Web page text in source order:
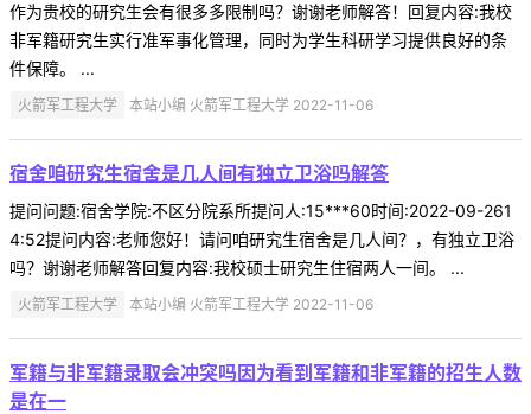
作为贵校的研究生会有很多多限制吗？谢谢老师解答！回复内容:我校
非军籍研究生实行准军事化管理，同时为学生科研学习提供良好的条
件保障。 ...
火箭军工程大学 本站小编 火箭军工程大学 2022-11-06
宿舍咱研究生宿舍是几人间有独立卫浴吗解答
提问问题:宿舍学院:不区分院系所提问人:15***60时间:2022-09-261
4:52提问内容:老师您好！请问咱研究生宿舍是几人间？，有独立卫浴
吗？谢谢老师解答回复内容:我校硕士研究生住宿两人一间。 ...
火箭军工程大学 本站小编 火箭军工程大学 2022-11-06
军籍与非军籍录取会冲突吗因为看到军籍和非军籍的招生人数
是在一